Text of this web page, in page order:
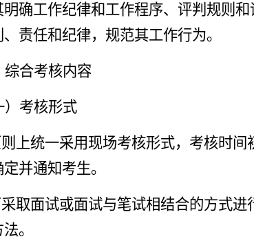
明确工作纪律和工作程序、评判规则
责任和纪律，规范其工作行为。
综合考核内容
）考核形式
则上统一采用现场考核形式，考核时间
并通知考生。
取面试或面试与笔试相结合的方式
。